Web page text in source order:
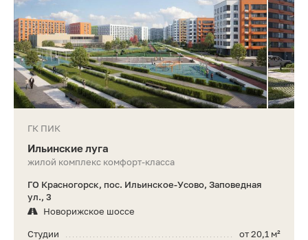
ГК ПИК
Ильинские луга
жилой комплекс комфорт-класса
ГО Красногорск, пос. Ильинское-Усово, Заповедная
ул., 3
Новорижское шоссе
от 20,1 м²
Студии